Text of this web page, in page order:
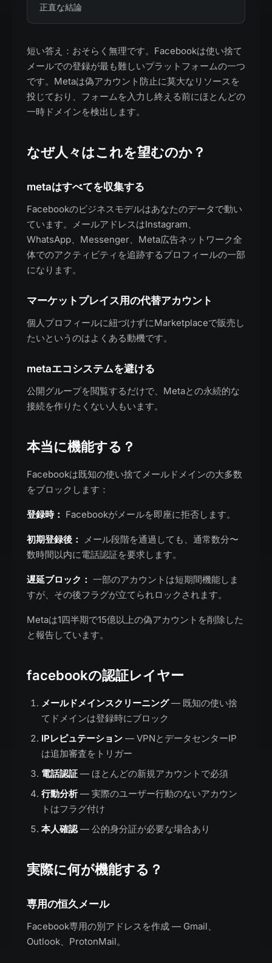
正直な結論
短い答え：おそらく無理です。Facebookは使い捨て
メールでの登録が最も難しいプラットフォームの一つ
です。Metaは偽アカウント防止に莫大なリソースを
投じており、フォームを入力し終える前にほとんどの
一時ドメインを検出します。
なぜ人々はこれを望むのか？
metaはすべてを収集する
Facebookのビジネスモデルはあなたのデータで動い
ています。メールアドレスはInstagram、
WhatsApp、Messenger、Meta広告ネットワーク全
体でのアクティビティを追跡するプロフィールの一部
になります。
マーケットプレイス用の代替アカウント
個人プロフィールに紐づけずにMarketplaceで販売し
たいというのはよくある動機です。
metaエコシステムを避ける
公開グループを閲覧するだけで、Metaとの永続的な
接続を作りたくない人もいます。
本当に機能する？
Facebookは既知の使い捨てメールドメインの大多数
をブロックします：
登録時： Facebookがメールを即座に拒否します。
初期登録後：
メール段階を通過しても、通常数分〜
数時間以内に電話認証を要求します。
遅延ブロック： 一部のアカウントは短期間機能しま
すが、その後フラグが立てられロックされます。
Metaは1四半期で15億以上の偽アカウントを削除した
と報告しています。
facebookの認証レイヤー
メールドメインスクリーニング— 既知の使い捨
てドメインは登録時にブロック
IPレピュテーション — VPNとデータセンターIP
は追加審査をトリガー
電話認証 — ほとんどの新規アカウントで必須
行動分析— 実際のユーザー行動のないアカウン
トはフラグ付け
本人確認— 公的身分証が必要な場合あり
実際に何が機能する？
専用の恒久メール
Facebook専用の別アドレスを作成 — Gmail、
Outlook、ProtonMail。